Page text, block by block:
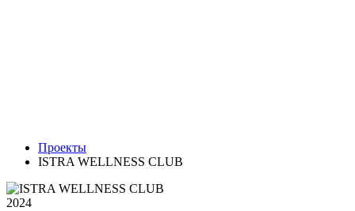
Проекты
ISTRA WELLNESS CLUB
2024